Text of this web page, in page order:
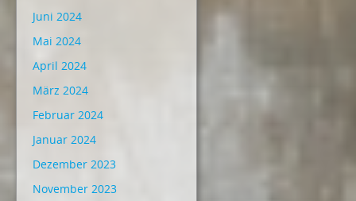
Juni 2024
Mai 2024
April 2024
März 2024
Februar 2024
Januar 2024
Dezember 2023
November 2023